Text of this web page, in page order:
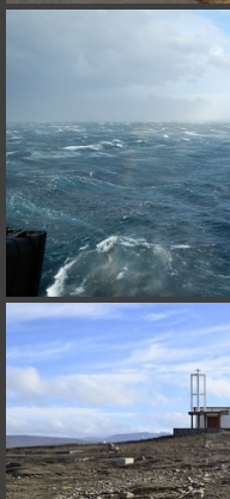
DSCN2065